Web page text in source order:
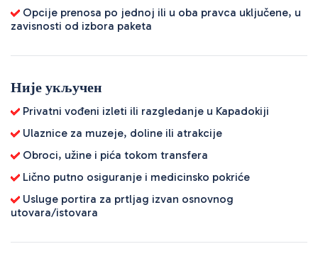
Opcije prenosa po jednoj ili u oba pravca uključene, u
zavisnosti od izbora paketa
Није укључен
Privatni vođeni izleti ili razgledanje u Kapadokiji
Ulaznice za muzeje, doline ili atrakcije
Obroci, užine i pića tokom transfera
Lično putno osiguranje i medicinsko pokriće
Usluge portira za prtljag izvan osnovnog
utovara/istovara